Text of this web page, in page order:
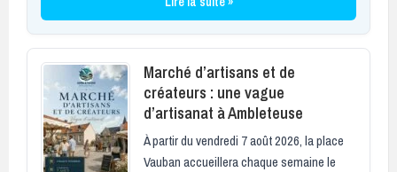
Marché d’artisans et de
créateurs : une vague
d’artisanat à Ambleteuse
À partir du vendredi 7 août 2026, la place
Vauban accueillera chaque semaine le